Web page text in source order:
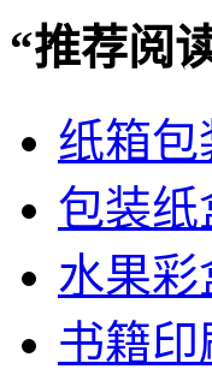
“推荐阅
纸箱
包装
水果
书籍